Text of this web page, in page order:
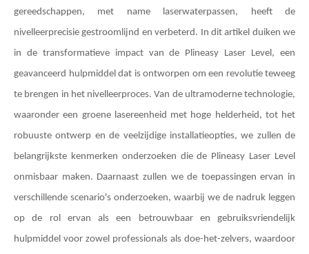
gereedschappen, met name laserwaterpassen, heeft de
nivelleerprecisie gestroomlijnd en verbeterd. In dit artikel duiken we
in de transformatieve impact van de Plineasy Laser Level, een
geavanceerd hulpmiddel dat is ontworpen om een ​​revolutie teweeg
te brengen in het nivelleerproces. Van de ultramoderne technologie,
waaronder een groene lasereenheid met hoge helderheid, tot het
robuuste ontwerp en de veelzijdige installatieopties, we zullen de
belangrijkste kenmerken onderzoeken die de Plineasy Laser Level
onmisbaar maken. Daarnaast zullen we de toepassingen ervan in
verschillende scenario's onderzoeken, waarbij we de nadruk leggen
op de rol ervan als een betrouwbaar en gebruiksvriendelijk
hulpmiddel voor zowel professionals als doe-het-zelvers, waardoor